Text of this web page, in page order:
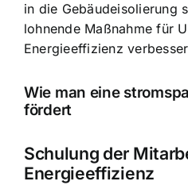
in die Gebäudeisolierung
lohnende Maßnahme für
Energieeffizienz
Wie man eine
fördert
Schulung der
Energieeffizienz